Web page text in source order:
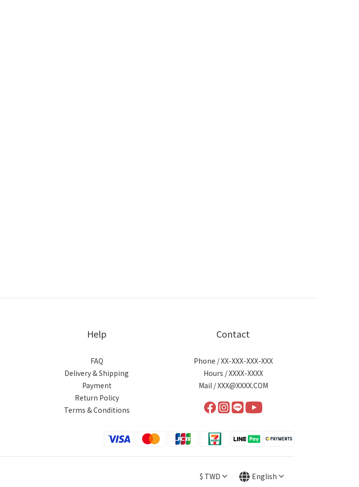
Help
FAQ
Delivery & Shipping
Payment
Return Policy
Terms & Conditions
Contact
Phone / XX-XXX-XXX-XXX
Hours / XXXX-XXXX
Mail / XXX@XXXX.COM
$ TWD English